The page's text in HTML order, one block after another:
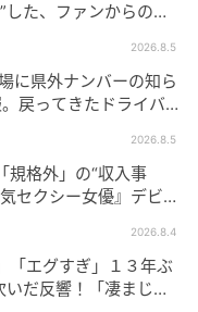
した、ファンからの
2026.8.5
に県外ナンバーの知ら
戻ってきたドライバー
2026.8.5
規格外」の“収入事
セクシー女優』デビュ
2026.8.4
「エグすぎ」１３年ぶ
いだ反響！「凄まじく